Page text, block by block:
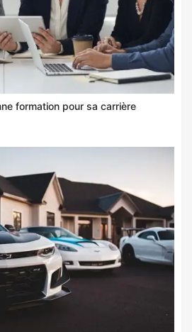
formation pour sa carrière